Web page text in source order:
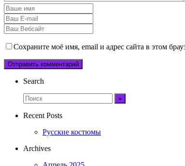
Сохраните моё имя, email и адрес сайта в этом
Search
Recent Posts
Русские костюмы
Archives